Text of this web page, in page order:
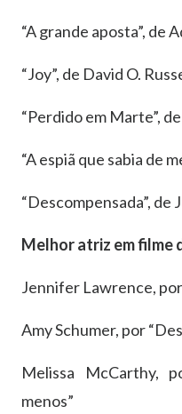
“A grande aposta”, de
“Joy”, de David O.
“Perdido em Marte”,
“A espiã que sabia de
“Descompensada”, de
Melhor atriz em filme
Jennifer Lawrence, por
Amy Schumer, por
Melissa McCarthy,
menos”